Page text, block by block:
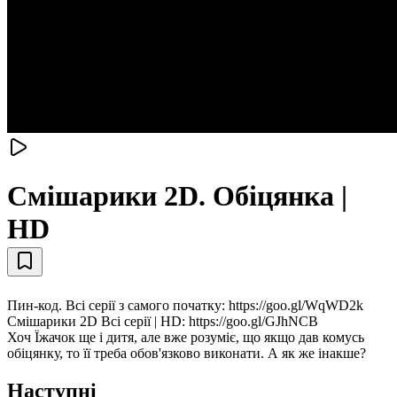
Смiшарики 2D. Обіцянка |
HD
Пин-код. Всі серії з самого початку: https://goo.gl/WqWD2k
Смiшарики 2D Всі серії | HD: https://goo.gl/GJhNCB
Хоч Їжачок ще і дитя, але вже розуміє, що якщо дав комусь
обіцянку, то її треба обов'язково виконати. А як же інакше?
Наступні